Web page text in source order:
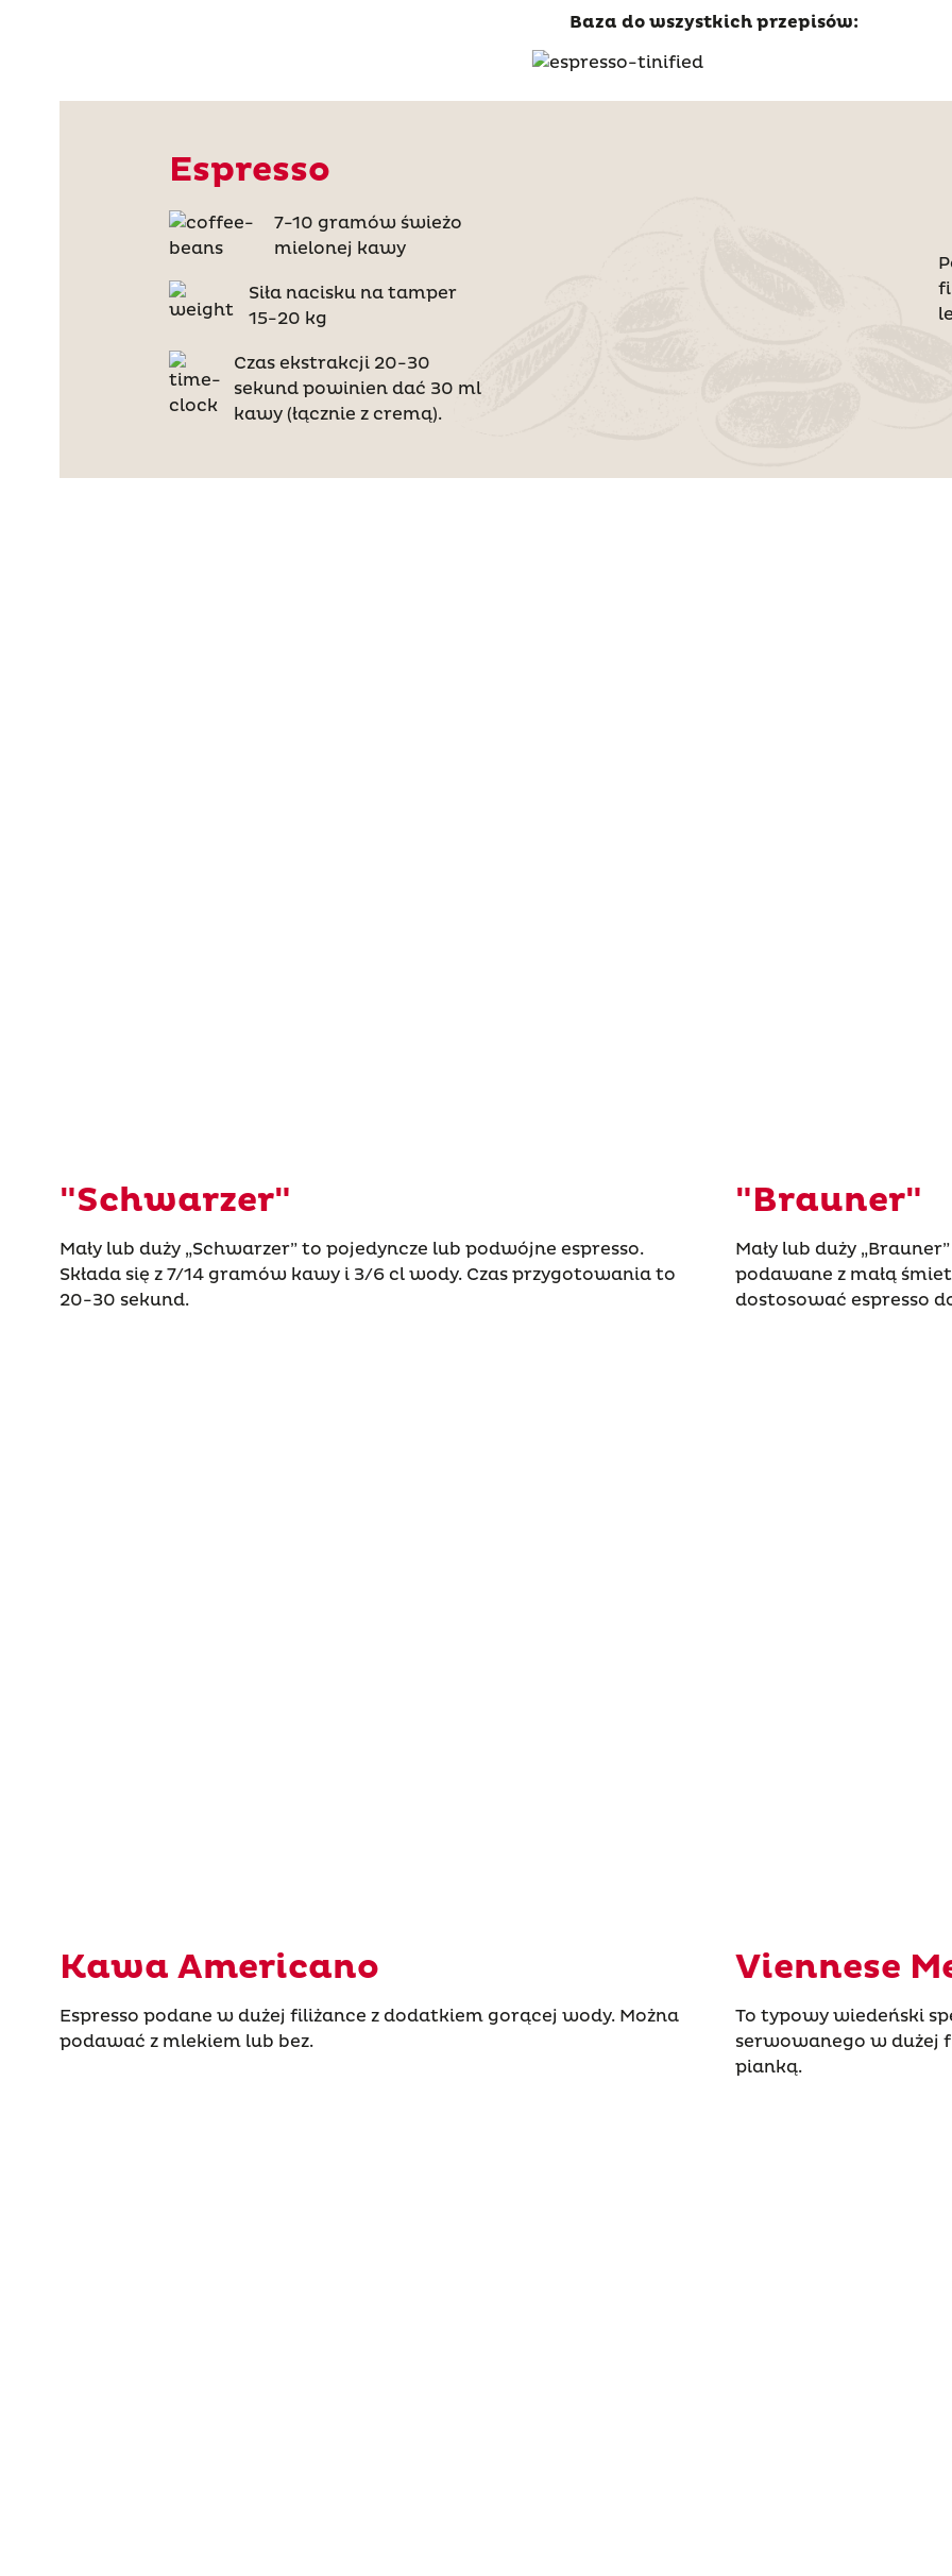
Baza do wszystkich przepisów:
Espresso
7-10 gramów świeżo
mielonej kawy
Siła nacisku na tamper
15-20 kg
Czas ekstrakcji 20-30
sekund powinien dać 30 ml
kawy (łącznie z cremą).
"Schwarzer"
Mały lub duży „Schwarzer” to pojedyncze lub podwójne espresso.
Składa się z 7/14 gramów kawy i 3/6 cl wody. Czas przygotowania to
20-30 sekund.
"Brauner"
Mały lub duży
podawane z małą
dostosować espresso
Kawa Americano
Espresso podane w dużej filiżance z dodatkiem gorącej wody. Można
podawać z mlekiem lub bez.
Viennese
To typowy wiedeński
serwowanego w dużej
pianką.